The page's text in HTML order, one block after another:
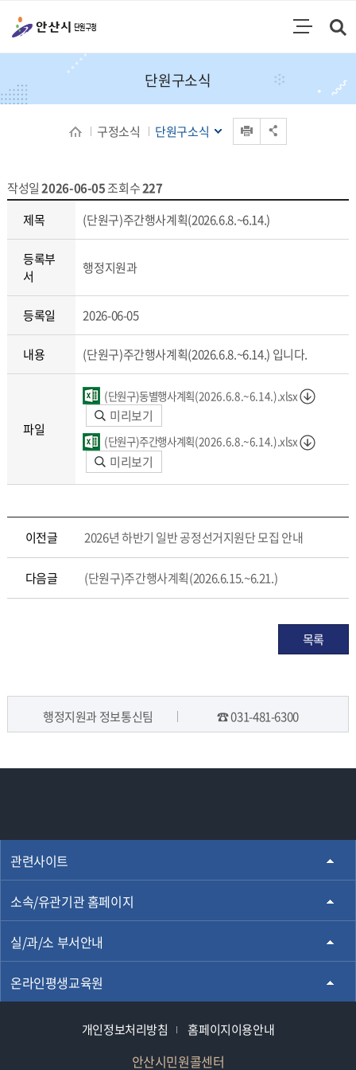
주메뉴
단원구소식
구정소식 단원구소식
작성일2026-06-05조회수227
제목 (단원구)주간행사계획(2026.6.8.~6.14.)
등록부
서
행정지원과
등록일 2026-06-05
내용 (단원구)주간행사계획(2026.6.8.~6.14.) 입니다.
파일
(단원구)동별행사계획(2026.6.8.~6.14.).xlsx
미리보기
(단원구)주간행사계획(2026.6.8.~6.14.).xlsx
미리보기
이전글 2026년 하반기 일반 공정선거지원단 모집 안내
다음글 (단원구)주간행사계획(2026.6.15.~6.21.)
목록
행정지원과 정보통신팀 ☎ 031-481-6300
관련사이트
소속/유관기관 홈페이지
실/과/소 부서안내
온라인평생교육원
개인정보처리방침 홈페이지이용안내
안산시민원콜센터